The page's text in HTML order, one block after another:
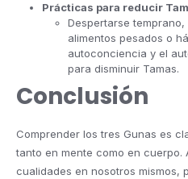
Prácticas para reducir
Despertarse
alimentos pesados o
autoconciencia y el
para disminuir Tamas.
Conclusión
Comprender los tres Gunas es
tanto en mente como en cuerpo.
cualidades en nosotros mismos,